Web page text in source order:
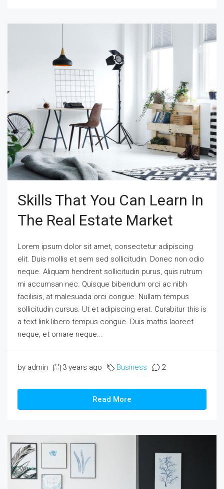
Skills That You Can Learn In
The Real Estate Market
Lorem ipsum dolor sit amet, consectetur adipiscing
elit. Duis mollis et sem sed sollicitudin. Donec non odio
neque. Aliquam hendrerit sollicitudin purus, quis rutrum
mi accumsan nec. Quisque bibendum orci ac nibh
facilisis, at malesuada orci congue. Nullam tempus
sollicitudin cursus. Ut et adipiscing erat. Curabitur this is
a text link libero tempus congue. Duis mattis laoreet
neque, et ornare neque...
by admin 3 years ago Business 2
Read More